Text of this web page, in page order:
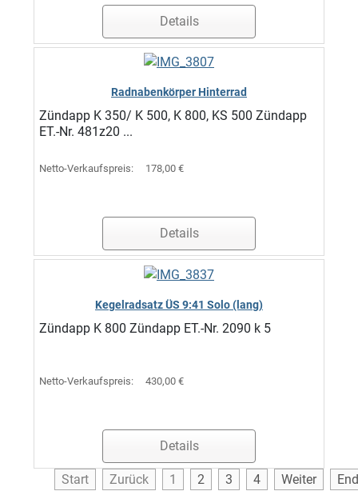
Details
Radnabenkörper Hinterrad
Zündapp K 350/ K 500, K 800, KS 500 Zündapp
ET.-Nr. 481z20 ...
Netto-Verkaufspreis: 178,00 €
Details
Kegelradsatz ÜS 9:41 Solo (lang)
Zündapp K 800 Zündapp ET.-Nr. 2090 k 5
Netto-Verkaufspreis: 430,00 €
Details
Start Zurück 1 2 3 4 Weiter